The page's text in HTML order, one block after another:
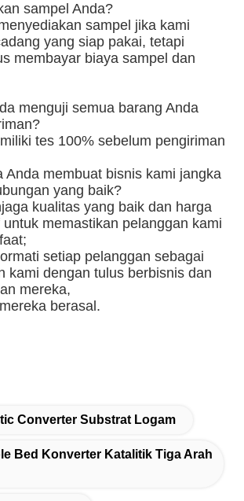
sampel Anda?
sampel jika kami
yang siap pakai, tetapi
membayar biaya sampel dan
menguji semua barang Anda
tes 100% sebelum pengiriman
Anda membuat bisnis kami jangka
yang baik?
kualitas yang baik dan harga
memastikan pelanggan kami
setiap pelanggan sebagai
kami dengan tulus berbisnis dan
mereka,
berasal.
Converter Substrat Logam
Bed Konverter Katalitik Tiga Arah